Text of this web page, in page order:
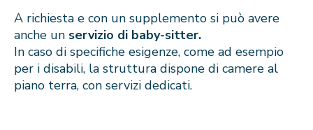
A richiesta e con un supplemento si può avere
anche un servizio di baby-sitter.
In caso di specifiche esigenze, come ad esempio
per i disabili, la struttura dispone di camere al
piano terra, con servizi dedicati.